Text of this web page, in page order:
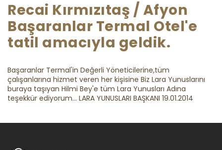
Recai Kırmızıtaş / Afyon
Başaranlar Termal Otel'e
tatil amacıyla geldik.
Başaranlar Termal'in Değerli Yöneticilerine,tüm
çalışanlarına hizmet veren her kişisine Biz Lara Yunuslarını
buraya taşıyan Hilmi Bey'e tüm Lara Yunusları Adına
teşekkür ediyorum... LARA YUNUSLARI BAŞKANI 19.01.2014